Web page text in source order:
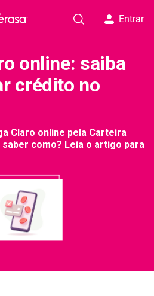
Entrar
online: saiba
crédito no
Claro online pela Carteira
saber como? Leia o artigo para